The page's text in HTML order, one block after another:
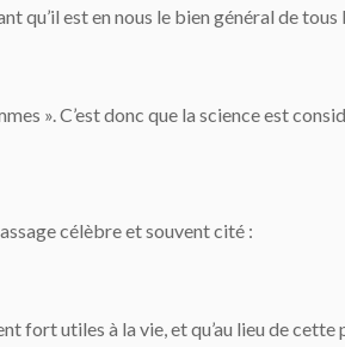
qu’il est en nous le bien général de tous
». C’est donc que la science est
célèbre et souvent cité :
fort utiles à la vie, et qu’au lieu de